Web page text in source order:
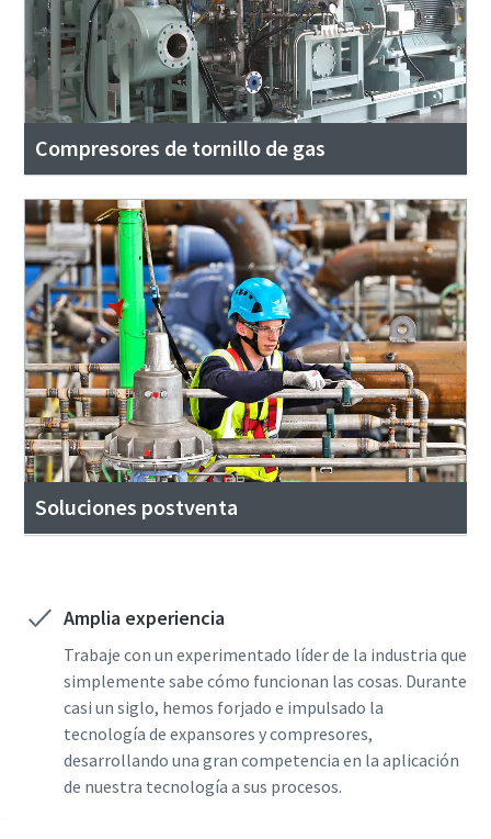
Compresores de tornillo de gas
Soluciones postventa
Amplia experiencia
Trabaje con un experimentado líder de la industria que
simplemente sabe cómo funcionan las cosas. Durante
casi un siglo, hemos forjado e impulsado la
tecnología de expansores y compresores,
desarrollando una gran competencia en la aplicación
de nuestra tecnología a sus procesos.